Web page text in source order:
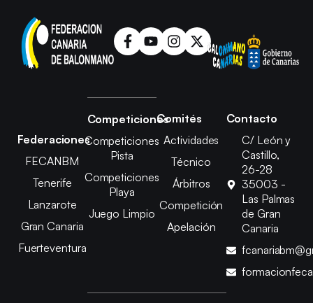
Federaciones
FECANBM
Tenerife
Lanzarote
Gran Canaria
Fuerteventura
Competiciones
Competiciones
Pista
Competiciones
Playa
Juego Limpio
Comités
Actividades
Técnico
Árbitros
Competición
Apelación
Contacto
C/ León y
Castillo,
26-28
35003 -
Las Palmas
de Gran
Canaria